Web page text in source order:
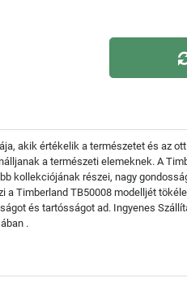
akik értékelik a természetet és az
a természeti elemeknek. A
kollekciójának részei, nagy
a Timberland TB50008 modelljét
és tartósságot ad. Ingyenes
.